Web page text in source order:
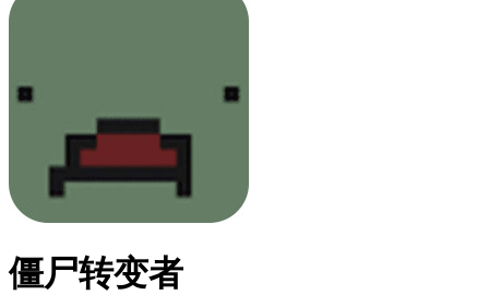
僵尸转变者